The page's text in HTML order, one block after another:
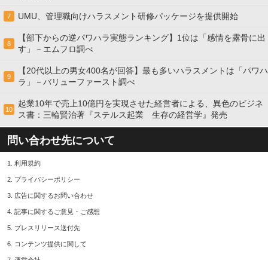
7 UMU、管理職向けハラスメント研修パッケージを提供開始
8
【部下からの逆パワハラ実態ランキング】1位は「感情を露骨に出
す」－エムフロ調べ
9
【20代以上の男女400名が回答】最も多いハラスメントは「パワハ
ラ」－バリューファースト調べ
10
起業10年で売上10億円を実現させた経営者による、異色のビジネ
ス書：三輪賢治著『ステルス起業 生存の経営学』発売
問い合わせ先について
1. 利用規約
2. プライバシーポリシー
3. 広告に関するお問い合わせ
4. 記事に関するご意見・ご感想
5. プレスリリース送付先
6. コンテンツ提供に関して